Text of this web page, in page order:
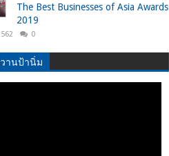
The Best Businesses of Asia Awards
2019
0
วานป้านิ่ม